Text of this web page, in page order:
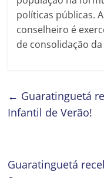
políticas públicas.
conselheiro é
de consolidação
← Guaratinguetá
Infantil de Verão!
Guaratinguetá